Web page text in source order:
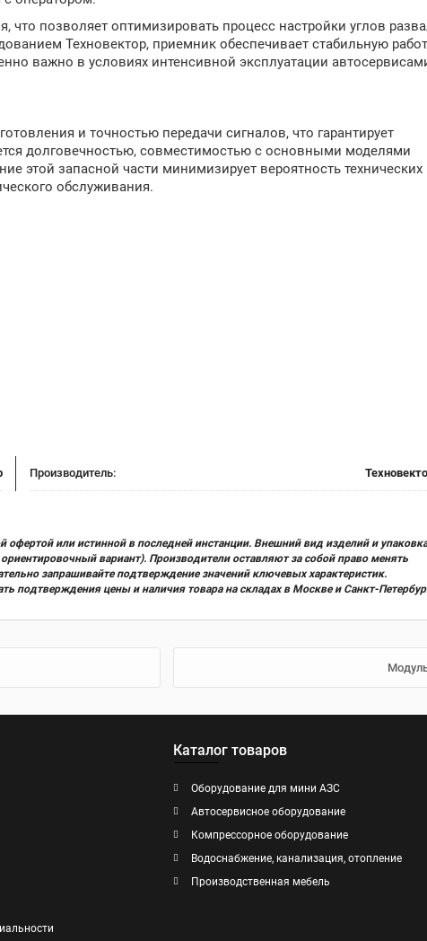
позволяет оптимизировать процесс настройки углов
Техновектор, приемник обеспечивает стабильную
важно в условиях интенсивной эксплуатации
и точностью передачи сигналов, что гарантирует
долговечностью, совместимостью с основными моделями
этой запасной части минимизирует вероятность технических
обслуживания.
Производитель:
или истинной в последней инстанции. Внешний вид изделий и упаковка
вариант). Производители оставляют за собой право менять
запрашивайте подтверждение значений ключевых характеристик.
подтверждения цены и наличия товара на складах в Москве и Санкт-
Каталог товаров
Оборудование для мини АЗС
Автосервисное оборудование
Компрессорное оборудование
Водоснабжение, канализация, отопление
Производственная мебель